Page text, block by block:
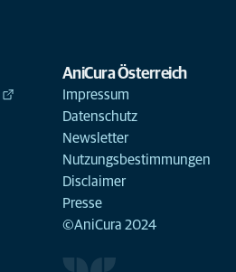
AniCura Österreich
Impressum
Datenschutz
Newsletter
Nutzungsbestimmungen
Disclaimer
Presse
©AniCura 2024